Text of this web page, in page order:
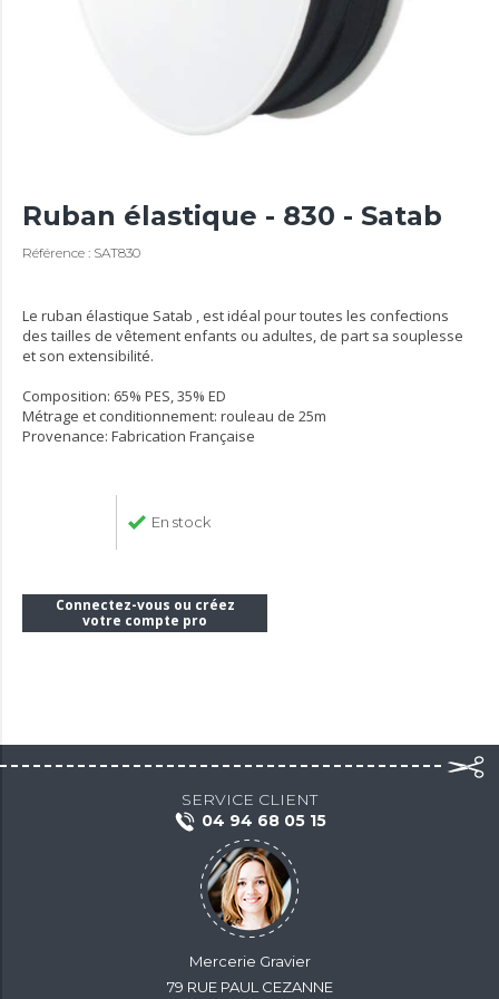
Ruban élastique - 830 - Satab
Référence : SAT830
Le ruban élastique Satab , est idéal pour toutes les confections
des tailles de vêtement enfants ou adultes, de part sa souplesse
et son extensibilité.
Composition: 65% PES, 35% ED
Métrage et conditionnement: rouleau de 25m
Provenance: Fabrication Française
En stock
Connectez-vous ou créez
votre compte pro
SERVICE CLIENT
04 94 68 05 15
Mercerie Gravier
79 RUE PAUL CEZANNE